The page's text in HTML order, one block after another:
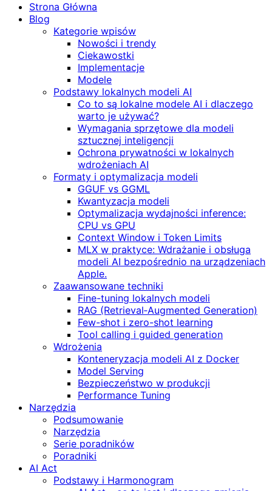
Strona Główna
Blog
Kategorie wpisów
Nowości i trendy
Ciekawostki
Implementacje
Modele
Podstawy lokalnych modeli AI
Co to są lokalne modele AI i dlaczego
warto je używać?
Wymagania sprzętowe dla modeli
sztucznej inteligencji
Ochrona prywatności w lokalnych
wdrożeniach AI
Formaty i optymalizacja modeli
GGUF vs GGML
Kwantyzacja modeli
Optymalizacja wydajności inference:
CPU vs GPU
Context Window i Token Limits
MLX w praktyce: Wdrażanie i obsługa
modeli AI bezpośrednio na urządzeniach
Apple.
Zaawansowane techniki
Fine-tuning lokalnych modeli
RAG (Retrieval‑Augmented Generation)
Few-shot i zero-shot learning
Tool calling i guided generation
Wdrożenia
Konteneryzacja modeli AI z Docker
Model Serving
Bezpieczeństwo w produkcji
Performance Tuning
Narzędzia
Podsumowanie
Narzędzia
Serie poradników
Poradniki
AI Act
Podstawy i Harmonogram